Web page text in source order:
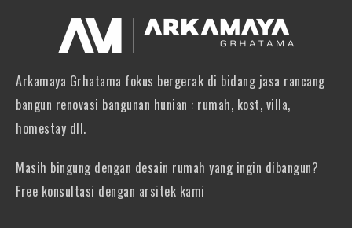
Arkamaya Grhatama fokus bergerak di bidang jasa rancang
bangun renovasi bangunan hunian : rumah, kost, villa,
homestay dll.
Masih bingung dengan desain rumah yang ingin dibangun?
Free konsultasi dengan arsitek kami